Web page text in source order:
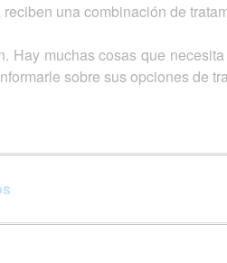
una combinación de
Hay muchas cosas que
sobre sus opciones de